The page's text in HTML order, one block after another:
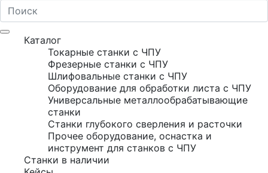
Каталог
Токарные станки с ЧПУ
Фрезерные станки с ЧПУ
Шлифовальные станки с ЧПУ
Оборудование для обработки листа с ЧПУ
Универсальные металлообрабатывающие
станки
Станки глубокого сверления и расточки
Прочее оборудование, оснастка и
инструмент для станков с ЧПУ
Станки в наличии